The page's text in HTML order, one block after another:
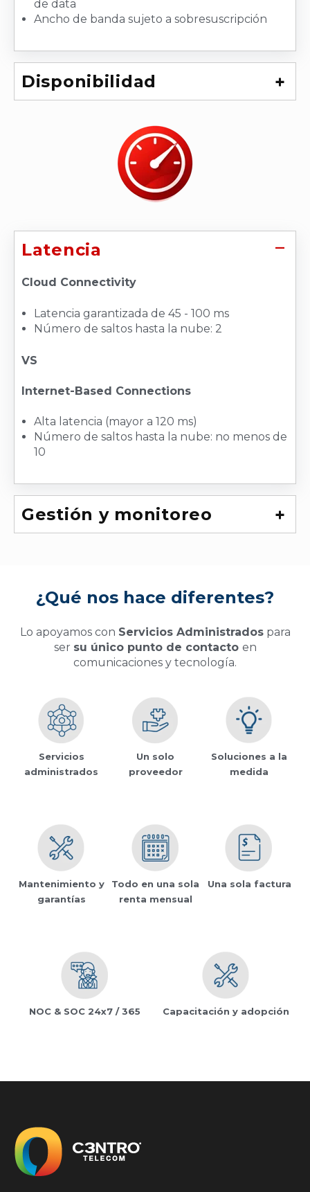
de data
Ancho de banda sujeto a sobresuscripción
Disponibilidad
Latencia
Cloud Connectivity
Latencia garantizada de 45 - 100 ms
Número de saltos hasta la nube: 2
VS
Internet-Based Connections
Alta latencia (mayor a 120 ms)
Número de saltos hasta la nube: no menos de
10
Gestión y monitoreo
¿Qué nos hace diferentes?
Lo apoyamos con Servicios Administradospara
ser su único punto de contacto en
comunicaciones y tecnología.
Servicios
administrados
Un solo
proveedor
Soluciones a la
medida
Mantenimiento y
garantías
Todo en una sola
renta mensual
Una sola factura
NOC & SOC 24x7 / 365 Capacitación y adopción